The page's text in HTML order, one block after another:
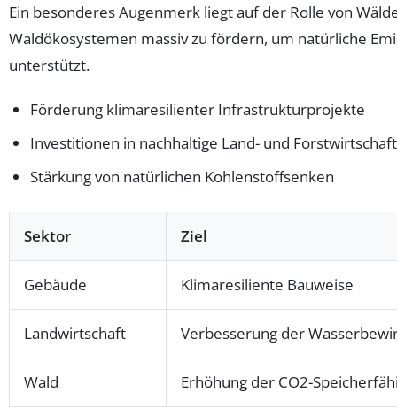
Ein besonderes Augenmerk liegt auf der Rolle von
Waldökosystemen massiv zu fördern, um natürliche
unterstützt.
Förderung klimaresilienter Infrastrukturprojekte
Investitionen in nachhaltige Land- und Forstwirtschaft
Stärkung von natürlichen Kohlenstoffsenken
Sektor Ziel
Gebäude Klimaresiliente Bauweise
Landwirtschaft Verbesserung der
Wald Erhöhung der CO2-